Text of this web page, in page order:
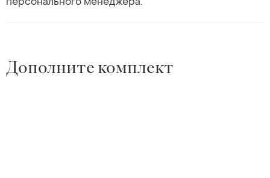
персонального менеджера.
Дополните комплект